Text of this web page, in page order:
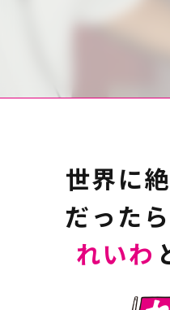
世界に
だった
れいわ